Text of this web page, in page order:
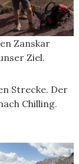
Zanskar
Ziel.
Strecke. Der
Chilling.